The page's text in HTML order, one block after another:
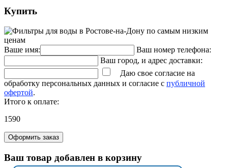
Купить
Ваше имя:
Ваш номер телефона:
Ваш город, и адрес доставки:
Даю свое согласие на
обработку персональных данных и согласие с публичной
офертой.
Итого к оплате:
1590
Оформить заказ
Ваш товар добавлен в корзину